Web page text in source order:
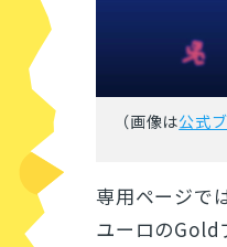
（画像は公式
専用ページで
ユーロのGold